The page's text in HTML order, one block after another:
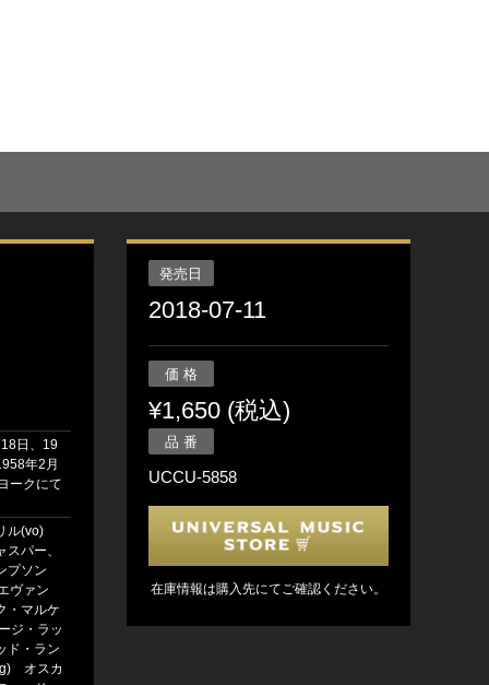
日、19
年2月
ークにて
ル(vo)
スパー、
プソン
ヴァン
・マルケ
ジ・ラッ
ド・ラン
オスカ
発売日
2018-07-11
価 格
¥1,650 (税込)
品 番
UCCU-5858
在庫情報は購入先にてご確認ください。